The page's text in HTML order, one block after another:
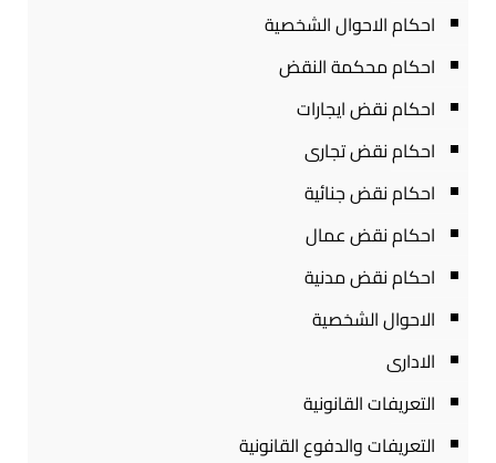
احكام الاحوال الشخصية
احكام محكمة النقض
احكام نقض ايجارات
احكام نقض تجارى
احكام نقض جنائية
احكام نقض عمال
احكام نقض مدنية
الاحوال الشخصية
الادارى
التعريفات القانونية
التعريفات والدفوع القانونية